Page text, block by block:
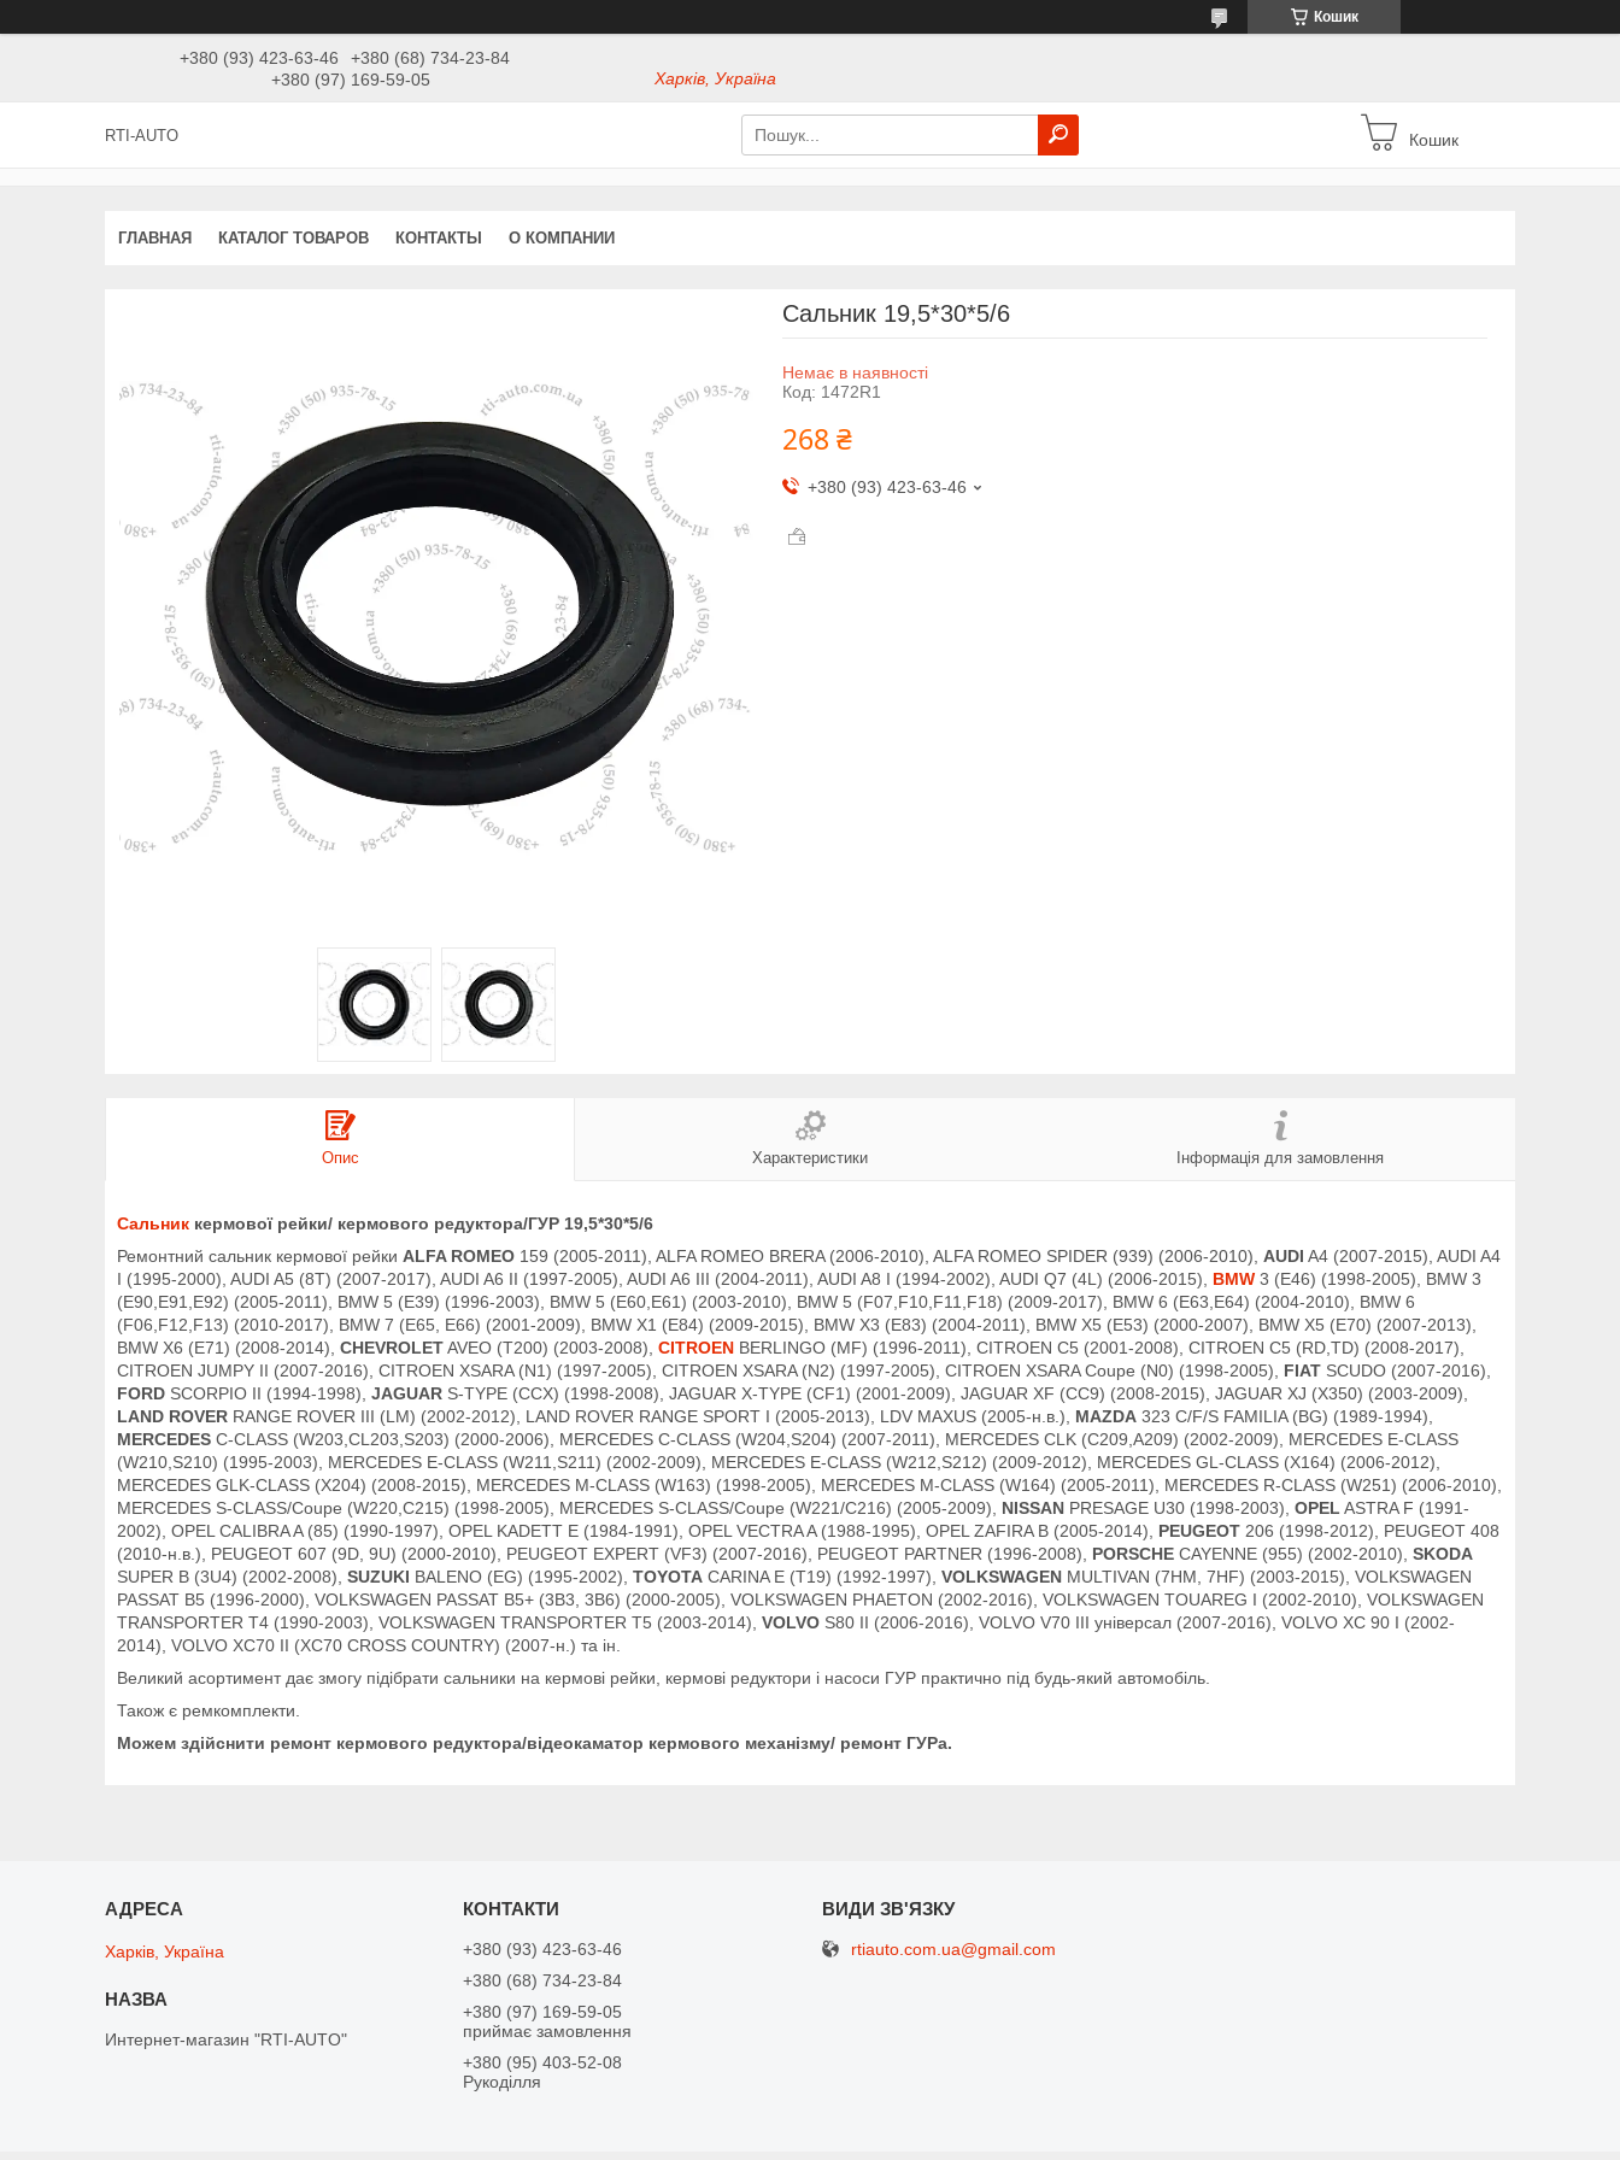
Кошик
+380 (93) 423-63-46
+380 (68) 734-23-84
+380 (97) 169-59-05
Харків, Україна
RTI-AUTO Кошик
ГЛАВНАЯ КАТАЛОГ ТОВАРОВ КОНТАКТЫ О КОМПАНИИ
Сальник 19,5*30*5/6
Немає в наявності
Код: 1472R1
268 ₴
+380 (93) 423-63-46
Опис Характеристики Інформація для замовлення
Сальник кермової рейки/ кермового редуктора/ГУР 19,5*30*5/6
Ремонтний сальник кермової рейки ALFA ROMEO 159 (2005-2011), ALFA ROMEO BRERA (2006-2010), ALFA ROMEO SPIDER (939) (2006-2010), AUDI A4 (2007-2015), AUDI A4
I (1995-2000), AUDI A5 (8T) (2007-2017), AUDI A6 II (1997-2005), AUDI A6 III (2004-2011), AUDI A8 I (1994-2002), AUDI Q7 (4L) (2006-2015), BMW 3 (E46) (1998-2005), BMW 3
(E90,E91,E92) (2005-2011), BMW 5 (E39) (1996-2003), BMW 5 (E60,E61) (2003-2010), BMW 5 (F07,F10,F11,F18) (2009-2017), BMW 6 (E63,E64) (2004-2010), BMW 6
(F06,F12,F13) (2010-2017), BMW 7 (E65, E66) (2001-2009), BMW X1 (E84) (2009-2015), BMW X3 (E83) (2004-2011), BMW X5 (E53) (2000-2007), BMW X5 (E70) (2007-2013),
BMW X6 (E71) (2008-2014), CHEVROLETAVEO (T200) (2003-2008), CITROEN BERLINGO (MF) (1996-2011), CITROEN C5 (2001-2008), CITROEN C5 (RD,TD) (2008-2017),
CITROEN JUMPY II (2007-2016), CITROEN XSARA (N1) (1997-2005), CITROEN XSARA (N2) (1997-2005), CITROEN XSARA Coupe (N0) (1998-2005), FIAT SCUDO (2007-2016),
FORD SCORPIO II (1994-1998), JAGUAR S-TYPE (CCX) (1998-2008), JAGUAR X-TYPE (CF1) (2001-2009), JAGUAR XF (CC9) (2008-2015), JAGUAR XJ (X350) (2003-2009),
LAND ROVER RANGE ROVER III (LM) (2002-2012), LAND ROVER RANGE SPORT I (2005-2013), LDV MAXUS (2005-н.в.), MAZDA 323 C/F/S FAMILIA (BG) (1989-1994),
MERCEDES C-CLASS (W203,CL203,S203) (2000-2006), MERCEDES C-CLASS (W204,S204) (2007-2011), MERCEDES CLK (C209,A209) (2002-2009), MERCEDES E-CLASS
(W210,S210) (1995-2003), MERCEDES E-CLASS (W211,S211) (2002-2009), MERCEDES E-CLASS (W212,S212) (2009-2012), MERCEDES GL-CLASS (X164) (2006-2012),
MERCEDES GLK-CLASS (X204) (2008-2015), MERCEDES M-CLASS (W163) (1998-2005), MERCEDES M-CLASS (W164) (2005-2011), MERCEDES R-CLASS (W251) (2006-2010),
MERCEDES S-CLASS/Coupe (W220,C215) (1998-2005), MERCEDES S-CLASS/Coupe (W221/C216) (2005-2009), NISSAN PRESAGE U30 (1998-2003), OPEL ASTRA F (1991-
2002), OPEL CALIBRA A (85) (1990-1997), OPEL KADETT E (1984-1991), OPEL VECTRA A (1988-1995), OPEL ZAFIRA B (2005-2014), PEUGEOT 206 (1998-2012), PEUGEOT 408
(2010-н.в.), PEUGEOT 607 (9D, 9U) (2000-2010), PEUGEOT EXPERT (VF3) (2007-2016), PEUGEOT PARTNER (1996-2008), PORSCHE CAYENNE (955) (2002-2010), SKODA
SUPER B (3U4) (2002-2008), SUZUKI BALENO (EG) (1995-2002), TOYOTA CARINA E (T19) (1992-1997), VOLKSWAGEN MULTIVAN (7HM, 7HF) (2003-2015), VOLKSWAGEN
PASSAT B5 (1996-2000), VOLKSWAGEN PASSAT B5+ (3B3, 3B6) (2000-2005), VOLKSWAGEN PHAETON (2002-2016), VOLKSWAGEN TOUAREG I (2002-2010), VOLKSWAGEN
TRANSPORTER T4 (1990-2003), VOLKSWAGEN TRANSPORTER T5 (2003-2014), VOLVO S80 II (2006-2016), VOLVO V70 III універсал (2007-2016), VOLVO XC 90 I (2002-
2014), VOLVO XC70 II (XC70 CROSS COUNTRY) (2007-н.) та ін.
Великий асортимент дає змогу підібрати сальники на кермові рейки, кермові редуктори і насоси ГУР практично під будь-який автомобіль.
Також є ремкомплекти.
Можем здійснити ремонт кермового редуктора/відеокаматор кермового механізму/ ремонт ГУРа.
Харків, Україна
Интернет-магазин "RTI-AUTO"
+380 (93) 423-63-46
+380 (68) 734-23-84
+380 (97) 169-59-05
приймає замовлення
+380 (95) 403-52-08
Рукоділля
rtiauto.com.ua@gmail.com